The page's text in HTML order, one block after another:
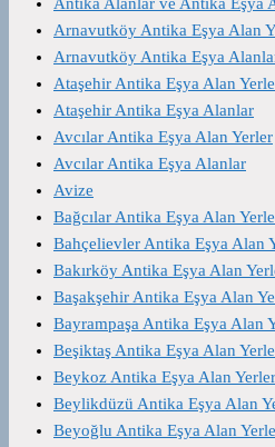
Arnavutköy Antika Eşya Alan
Arnavutköy Antika Eşya
Ataşehir Antika Eşya Alan
Ataşehir Antika Eşya Alanlar
Avcılar Antika Eşya Alan Yerler
Avcılar Antika Eşya Alanlar
Avize
Bağcılar Antika Eşya Alan
Bahçelievler Antika Eşya Alan
Bakırköy Antika Eşya Alan
Başakşehir Antika Eşya Alan
Bayrampaşa Antika Eşya Alan
Beşiktaş Antika Eşya Alan
Beykoz Antika Eşya Alan Yerler
Beylikdüzü Antika Eşya Alan
Beyoğlu Antika Eşya Alan